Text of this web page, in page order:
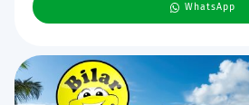
WhatsApp